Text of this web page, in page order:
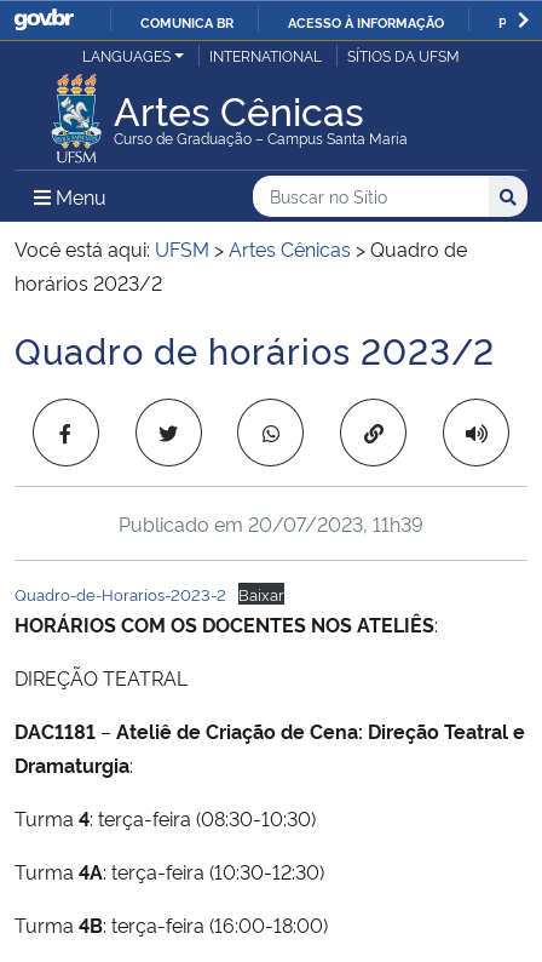
IR
O
COMUNICA BR ACESSO À INFORMAÇÃO
Ministério da Justiça e Segurança Pública
Ministério da Defesa
Ministério das Relações Exteriores
Ministério da Infraestrutura
Ministério da Agricultura, Pecuária e Abastecimento
Ministério da Cidadania
Ministério da Saúde
Ministério de Minas e Energia
Ministério da Ciência, Tecnologia, Inovações e Comunicações
Ministério do Meio Ambiente
Ministério do Turismo
LANGUAGES INTERNATIONAL SÍTIOS DA UFSM
Artes Cênicas
Curso de Graduação – Campus Santa Maria
Menu Menu Principal do Sítio
Busca
Buscar no no Sítio
Busca:
Você está aqui: UFSM >Artes Cênicas >Quadro de
horários 2023/2
Início do conteúdo
Quadro de horários 2023/2
Copiar para área
Publicado em 20/07/2023, 11h39
Quadro-de-Horarios-2023-2 Baixar
HORÁRIOS COM OS DOCENTES NOS ATELIÊS:
DIREÇÃO TEATRAL
DAC1181 – Ateliê de Criação de Cena: Direção Teatral e
Dramaturgia:
Turma 4: terça-feira (08:30-10:30)
Turma 4A: terça-feira (10:30-12:30)
Turma 4B: terça-feira (16:00-18:00)